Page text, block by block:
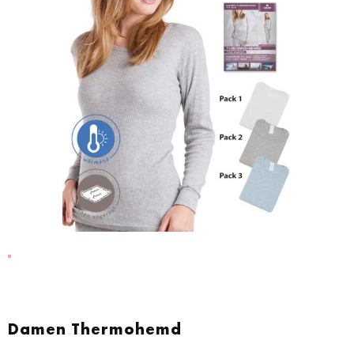
Damen Thermohemd
Anfang